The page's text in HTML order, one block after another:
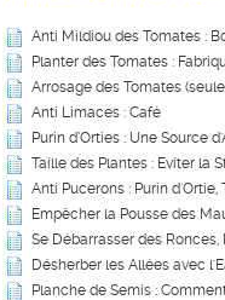
Anti Mildiou des Tomates :
Planter des Tomates :
Arrosage des Tomates
Anti Limaces : Café
Purin d’Orties : Une Source
Taille des Plantes : Eviter la
Anti Pucerons : Purin
Empêcher la Pousse des
Se Débarrasser des
Désherber les Allées avec
Planche de Semis :